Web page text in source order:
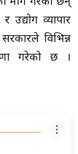
उद्योग व्यापार
विभिन्न
गरेको छ ।